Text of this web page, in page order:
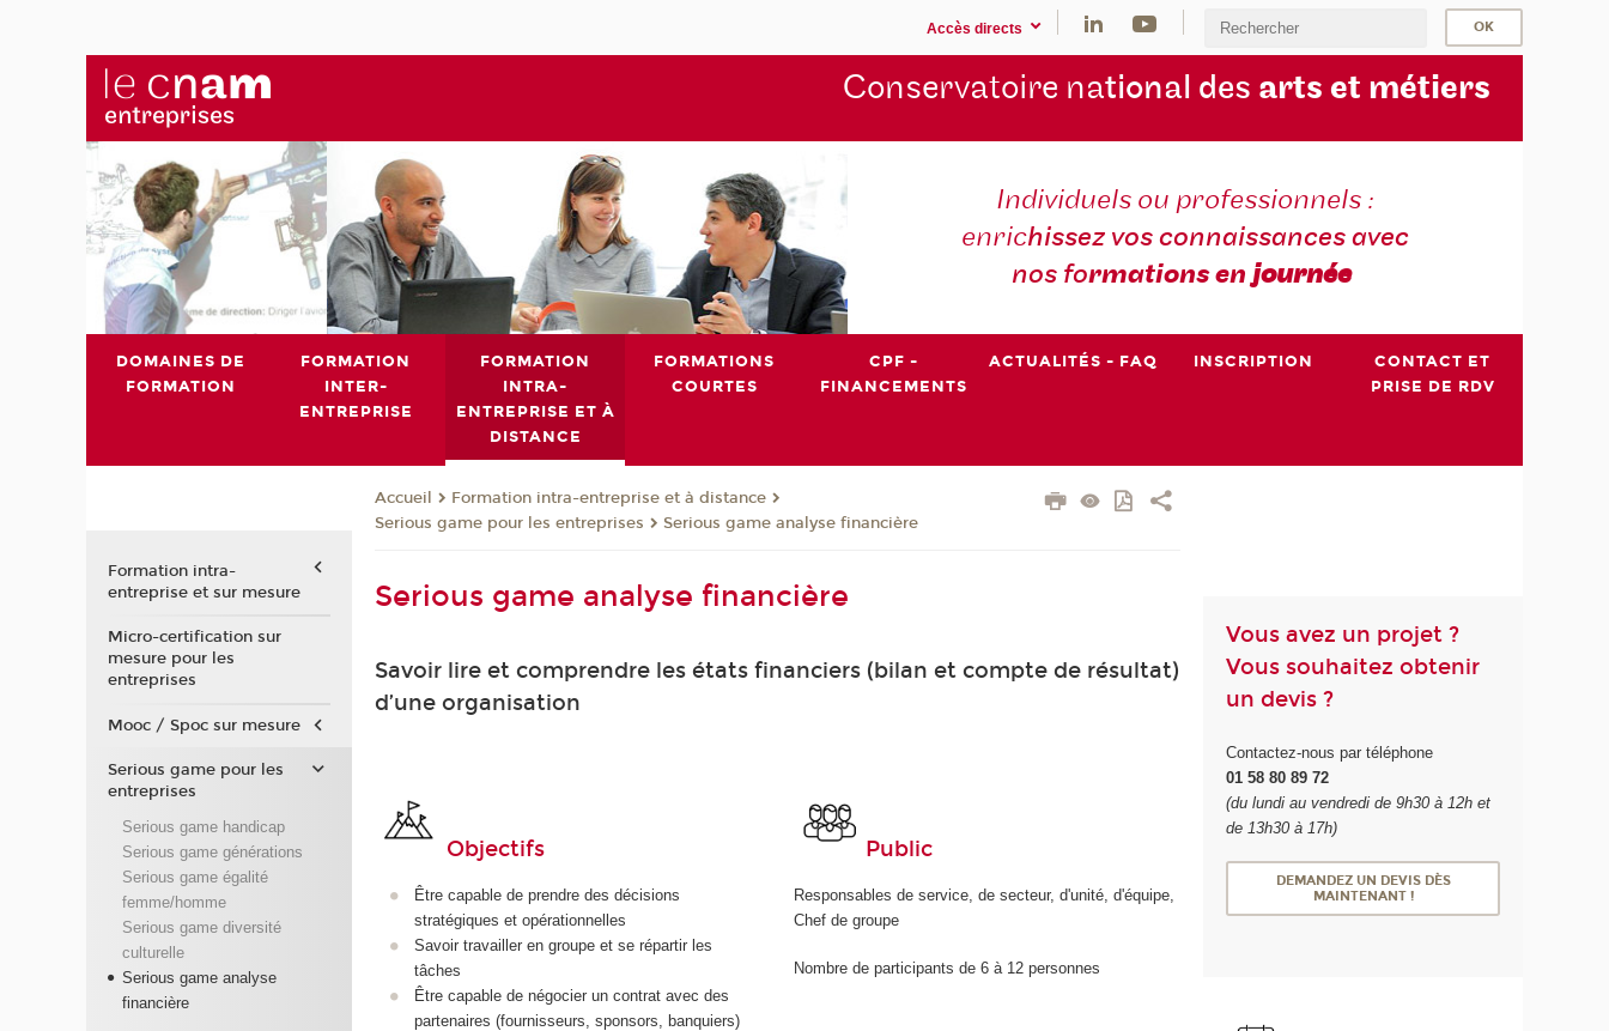
Accès directs
Conservatoire national des arts et métiers
Individuels ou professionnels :
enrichissez vos connaissances avec
nos formations enjournée
DOMAINES DE
FORMATION
FORMATION
INTER-
ENTREPRISE
FORMATION
INTRA-
ENTREPRISE ET À
DISTANCE
FORMATIONS
COURTES
CPF -
FINANCEMENTS
ACTUALITÉS - FAQ INSCRIPTION
CONTACT ET
PRISE DE RDV
Accueil
Formation intra-entreprise et à distance
Serious game pour les entreprises
Serious game analyse financière
Serious game analyse financière
Savoir lire et comprendre les états financiers (bilan et compte de résultat)
d’une organisation
Objectifs
Être capable de prendre des décisions
stratégiques et opérationnelles
Savoir travailler en groupe et se répartir les
tâches
Être capable de négocier un contrat avec des
partenaires (fournisseurs, sponsors, banquiers)
Public
Responsables de service, de secteur, d'unité, d'équipe,
Chef de groupe
Nombre de participants de 6 à 12 personnes
Vous avez un projet ?
Vous souhaitez obtenir
un devis ?
Contactez-nous par téléphone
01 58 80 89 72
(du lundi au vendredi de 9h30 à 12h et
de 13h30 à 17h)
DEMANDEZ UN DEVIS DÈS
MAINTENANT !
Formation intra-
entreprise et sur mesure
Micro-certification sur
mesure pour les
entreprises
Mooc / Spoc sur mesure
Serious game pour les
entreprises
Serious game handicap
Serious game générations
Serious game égalité
femme/homme
Serious game diversité
culturelle
Serious game analyse
financière